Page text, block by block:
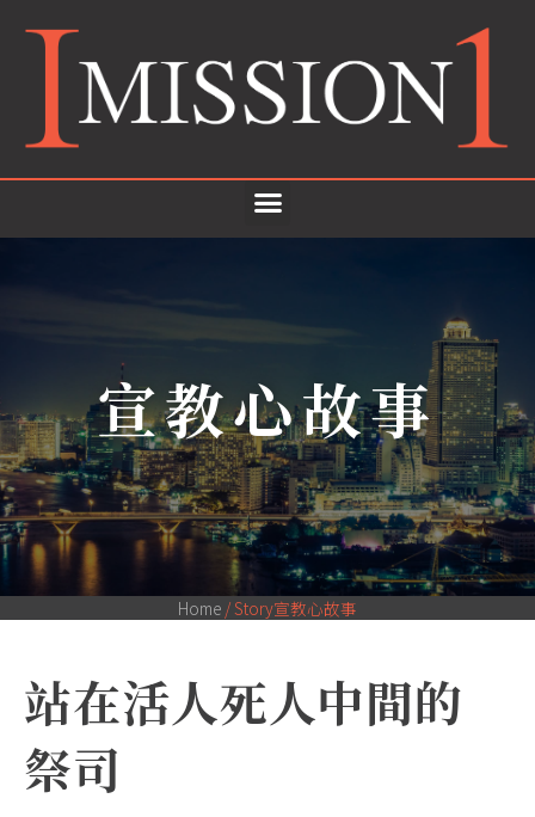
宣教心故事
Home /Story宣教心故事
站在活人死人中間的
祭司